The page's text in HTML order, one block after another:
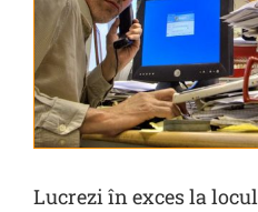
Lucrezi în exces la